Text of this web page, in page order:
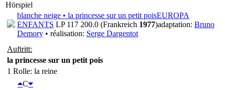
Hörspiel
blanche neige • la princesse sur un petit poisEUROPA
ENFANTS LP 117 200.0 (Frankreich 1977)adaptation: Bruno
Demory • réalisation: Serge Dargentot
Auftritt:
la princesse sur un petit pois
1 Rolle: la reine
C